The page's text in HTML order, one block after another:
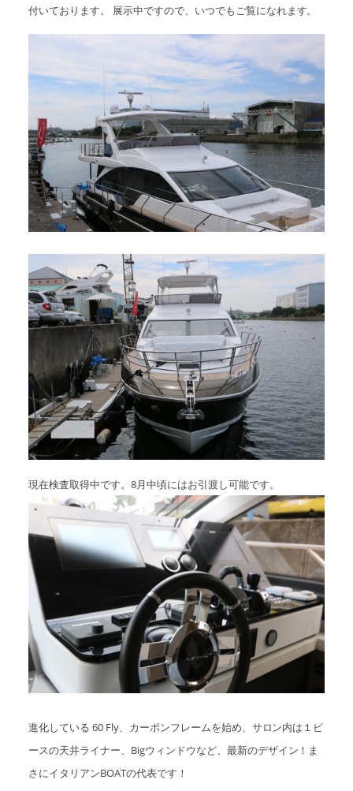
付いております。 展示中ですので、いつでもご覧になれます。
現在検査取得中です。8月中頃にはお引渡し可能です。
進化している 60 Fly、カーボンフレームを始め、サロン内は１ピ
ースの天井ライナー、Bigウィンドウなど、最新のデザイン！ま
さにイタリアンBOATの代表です！